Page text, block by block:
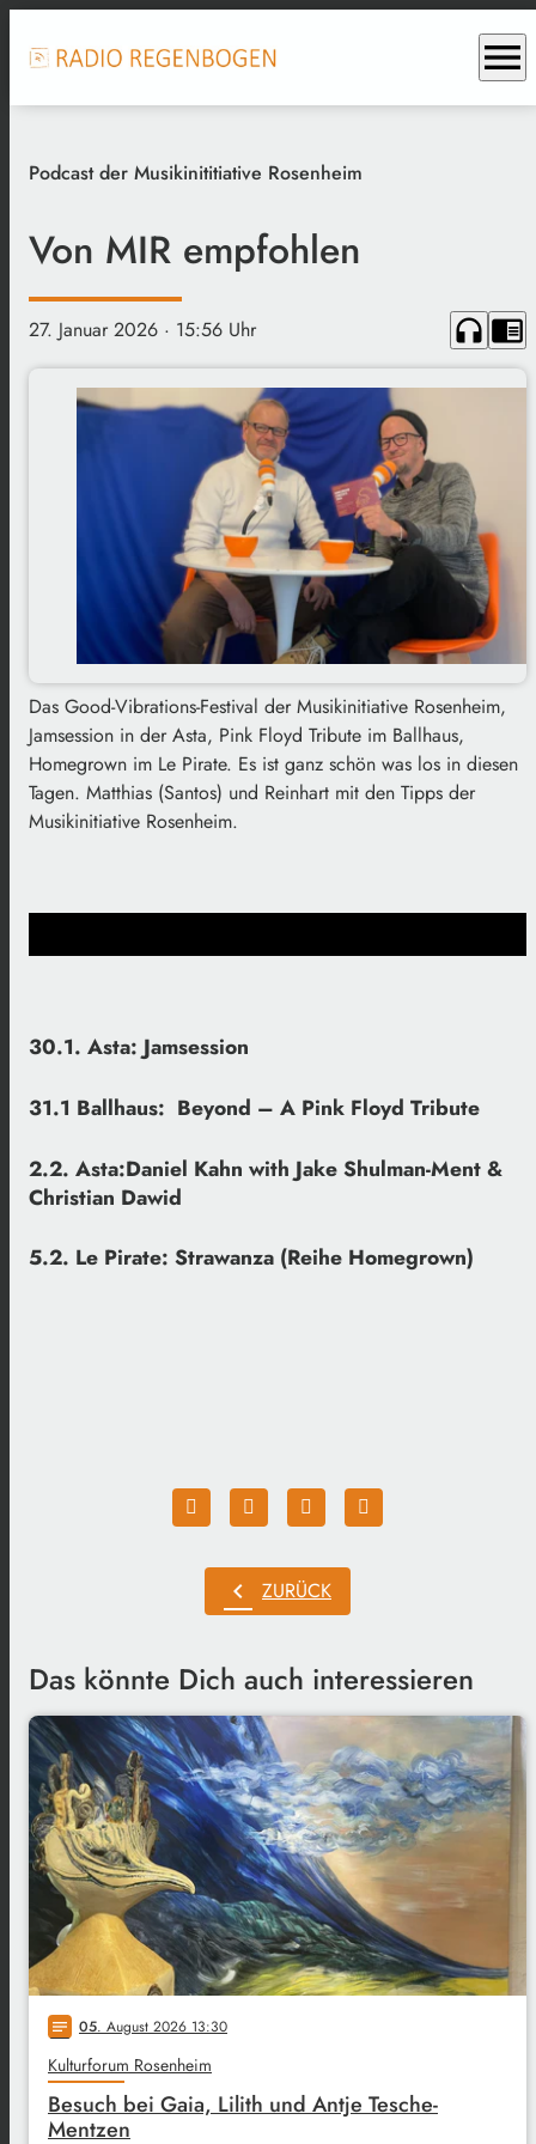
menu
Podcast der Musikinititiative Rosenheim
Von MIR empfohlen
27. Januar 2026 · 15:56 Uhr headphones chrome_reader_mode
Das Good-Vibrations-Festival der Musikinitiative Rosenheim,
Jamsession in der Asta, Pink Floyd Tribute im Ballhaus,
Homegrown im Le Pirate. Es ist ganz schön was los in diesen
Tagen. Matthias (Santos) und Reinhart mit den Tipps der
Musikinitiative Rosenheim.
30.1. Asta: Jamsession
31.1 Ballhaus: Beyond – A Pink Floyd Tribute
2.2. Asta:Daniel Kahn with Jake Shulman-Ment &
Christian Dawid
5.2. Le Pirate: Strawanza (Reihe Homegrown)
chevron_left ZURÜCK
Das könnte Dich auch interessieren
notes 05. August 2026 13:30
Kulturforum Rosenheim
Besuch bei Gaia, Lilith und Antje Tesche-
Mentzen